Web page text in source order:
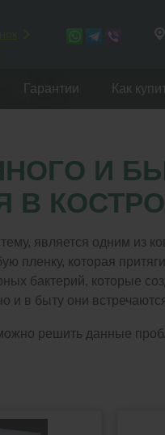
Гарантии Как
И
В
является одним из
пленку, которая
бактерий, которые
и в быту они
решить данные